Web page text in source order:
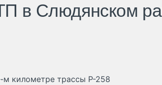
в Слюдянском
м километре трассы Р-258